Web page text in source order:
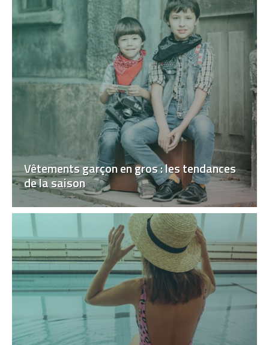
Vêtements garçon en gros : les tendances
de la saison